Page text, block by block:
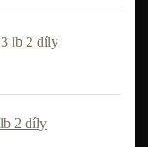
lb 2 díly
2 díly